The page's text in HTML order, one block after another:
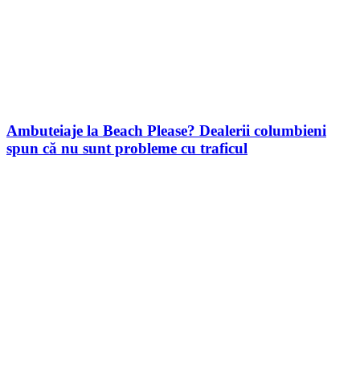
Ambuteiaje la Beach Please? Dealerii columbieni
spun că nu sunt probleme cu traficul